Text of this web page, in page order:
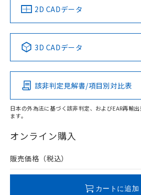
中国 RoHS 注意事項・凡例
Pb Hg
O
在庫等で未対応品が混在する可能性が
問い合わせください。
2D CADデータ
3D CADデータ
該非判定見解書/項目別対比表
日本の外為法に基づく該非判定、およびEAR再輸
ます。
オンライン購入
販売価格（税込）
カートに追加